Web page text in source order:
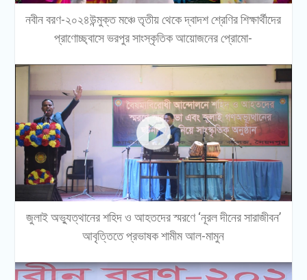
নবীন বরণ-২০২৪উন্মুক্ত মঞ্চে তৃতীয় থেকে দ্বাদশ শ্রেণির শিক্ষার্থীদের
প্রাণোচ্ছ্বাসে ভরপুর সাংস্কৃতিক আয়োজনের প্রোমো-
জুলাই অভ্যুত্থানের শহিদ ও আহতদের স্মরণে ‘নূরল দীনের সারাজীবন’
আবৃত্তিতে প্রভাষক শামীম আল-মামুন